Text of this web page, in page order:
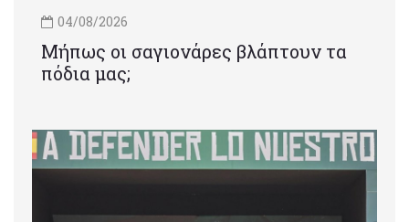
04/08/2026
Μήπως οι σαγιονάρες βλάπτουν τα
πόδια μας;